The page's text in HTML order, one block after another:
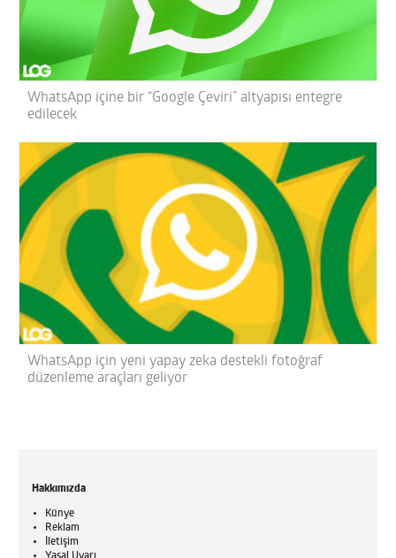
WhatsApp içine bir “Google Çeviri” altyapısı entegre
edilecek
WhatsApp için yeni yapay zeka destekli fotoğraf
düzenleme araçları geliyor
Hakkımızda
Künye
Reklam
İletişim